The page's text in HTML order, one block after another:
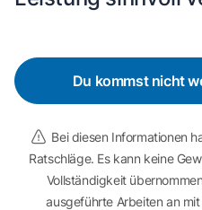
Du kommst nicht
Bei diesen Informationen
Ratschläge. Es kann keine
Vollständigkeit
ausgeführte Arbeiten an